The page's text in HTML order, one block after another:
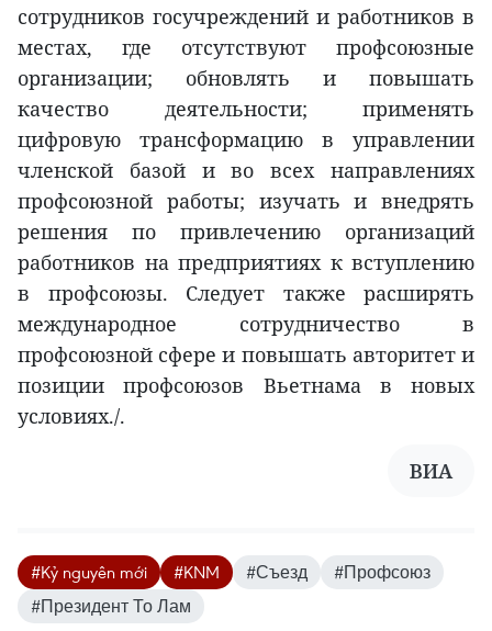
сотрудников госучреждений и работников в
местах, где отсутствуют профсоюзные
организации; обновлять и повышать
качество деятельности; применять
цифровую трансформацию в управлении
членской базой и во всех направлениях
профсоюзной работы; изучать и внедрять
решения по привлечению организаций
работников на предприятиях к вступлению
в профсоюзы. Следует также расширять
международное сотрудничество в
профсоюзной сфере и повышать авторитет и
позиции профсоюзов Вьетнама в новых
условиях./.
ВИА
#Kỷ nguyên mới #KNM #Съезд
#Профсоюз
#Президент То Лам